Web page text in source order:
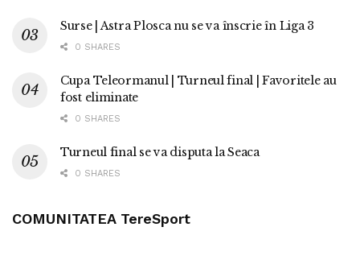
Surse | Astra Plosca nu se va înscrie în Liga 3
0 SHARES
Cupa Teleormanul | Turneul final | Favoritele au
fost eliminate
0 SHARES
Turneul final se va disputa la Seaca
0 SHARES
COMUNITATEA TereSport